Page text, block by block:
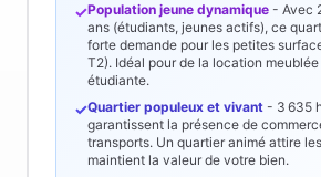
✓Population jeune dynamique - Avec
ans (étudiants, jeunes actifs), ce
forte demande pour les petites
T2). Idéal pour de la location
étudiante.
✓Quartier populeux et vivant - 3 635
garantissent la présence de
transports. Un quartier animé attire
maintient la valeur de votre bien.